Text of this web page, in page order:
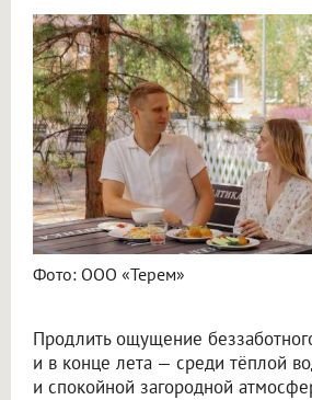
Фото: ООО «Терем»
Продлить ощущение
и в конце лета — среди тёплой
и спокойной загородной